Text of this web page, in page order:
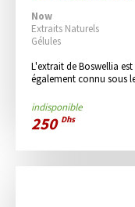
Now
Extraits Naturels
Gélules
L'extrait de Boswellia
également connu sous
indisponible
250 Dhs